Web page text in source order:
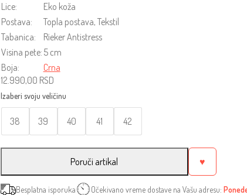
Lice:
Eko koža
Postava:
Topla postava, Tekstil
Tabanica:
Rieker Antistress
Visina pete: 5 cm
Boja:
Crna
12.990,00 RSD
38 39 40 41 42
Poruči artikal ♥
Besplatna isporuka Očekivano vreme dostave na Vašu adresu: